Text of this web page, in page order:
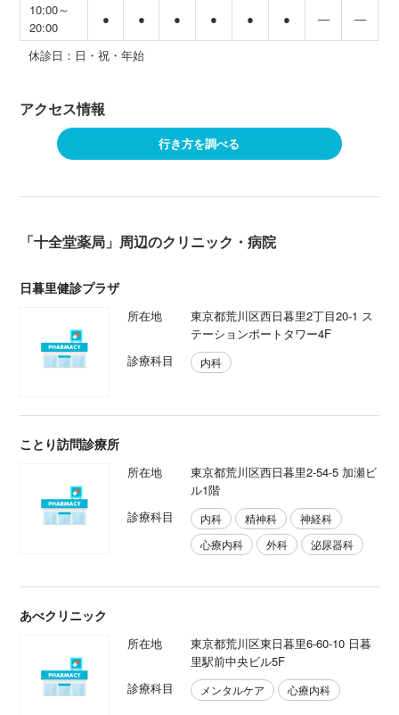
10:00～
20:00
● ● ● ● ● ● ― ―
休診日：日・祝・年始
アクセス情報
行き方を調べる
「十全堂薬局」周辺のクリニック・病院
日暮里健診プラザ
所在地
東京都荒川区西日暮里2丁目20-1 ス
テーションポートタワー4F
診療科目
内科
ことり訪問診療所
所在地
東京都荒川区西日暮里2-54-5 加瀬ビ
ル1階
診療科目
内科 精神科
神経科
心療内科
外科 泌尿器科
あべクリニック
所在地
東京都荒川区東日暮里6-60-10 日暮
里駅前中央ビル5F
診療科目
メンタルケア 心療内科